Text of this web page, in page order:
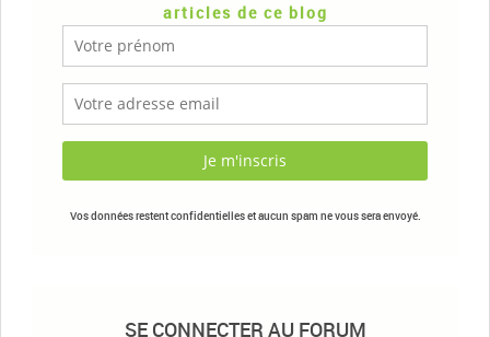
articles de ce blog
Vos données restent confidentielles et aucun spam ne vous sera envoyé.
SE CONNECTER AU FORUM